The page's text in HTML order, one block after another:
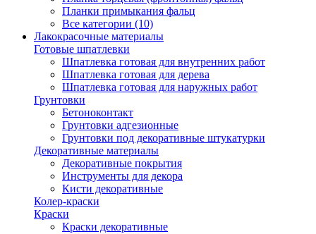
Планки примыкания фальц
Все категории (10)
Лакокрасочные материалы
Готовые шпатлевки
Шпатлевка готовая для внутренних работ
Шпатлевка готовая для дерева
Шпатлевка готовая для наружных работ
Грунтовки
Бетоноконтакт
Грунтовки адгезионные
Грунтовки под декоративные штукатурки
Декоративные материалы
Декоративные покрытия
Инструменты для декора
Кисти декоративные
Колер-краски
Краски
Краски декоративные